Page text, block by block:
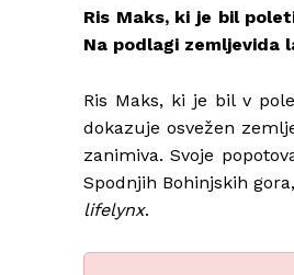
Ris Maks, ki je bil
Na podlagi zemljevida
Ris Maks, ki je bil v
dokazuje osvežen
zanimiva. Svoje
Spodnjih Bohinjskih
lifelynx.